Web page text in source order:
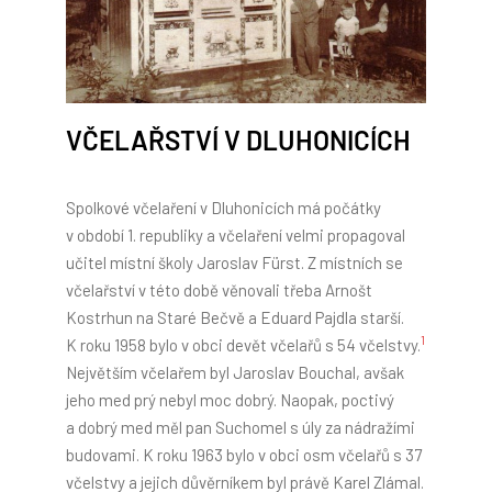
VČELAŘSTVÍ V DLUHONICÍCH
Spolkové včelaření v Dluhonicích má počátky
v období 1. republiky a včelaření velmi propagoval
učitel místní školy Jaroslav Fürst. Z místních se
včelařství v této době věnovali třeba Arnošt
Kostrhun na Staré Bečvě a Eduard Pajdla starší.
K roku 1958 bylo v obci devět včelařů s 54 včelstvy.1
Největším včelařem byl Jaroslav Bouchal, avšak
jeho med prý nebyl moc dobrý. Naopak, poctivý
a dobrý med měl pan Suchomel s úly za nádražími
budovami. K roku 1963 bylo v obci osm včelařů s 37
včelstvy a jejich důvěrníkem byl právě Karel Zlámal.